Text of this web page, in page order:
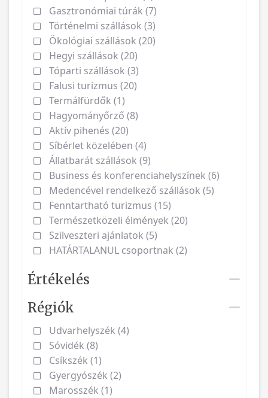
Gasztronómiai túrák (7)
Történelmi szállások (3)
Ökológiai szállások (20)
Hegyi szállások (20)
Tóparti szállások (3)
Falusi turizmus (20)
Termálfürdők (1)
Hagyományőrző (8)
Aktív pihenés (20)
Síbérlet közelében (4)
Állatbarát szállások (9)
Business és konferenciahelyszínek (6)
Medencével rendelkező szállások (5)
Fenntartható turizmus (15)
Természetközeli élmények (20)
Szilveszteri ajánlatok (5)
HATÁRTALANUL csoportnak (2)
Értékelés
Régiók
Udvarhelyszék (4)
Sóvidék (8)
Csíkszék (1)
Gyergyószék (2)
Marosszék (1)